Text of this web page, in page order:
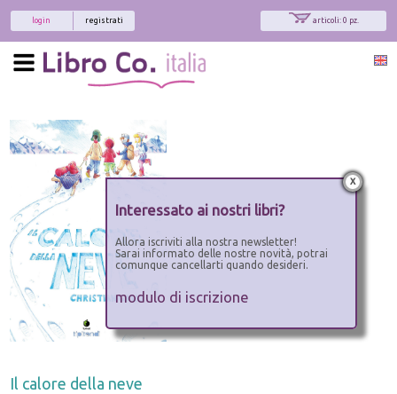
articoli: 0 pz.
registrati
login
Il calore della neve
x
Interessato ai nostri libri?
Allora iscriviti alla nostra newsletter!
Sarai informato delle nostre novità, potrai
comunque cancellarti quando desideri.
modulo di iscrizione